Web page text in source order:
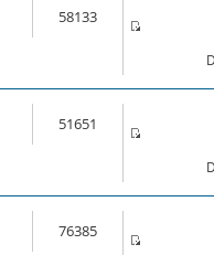
58133
51651
76385